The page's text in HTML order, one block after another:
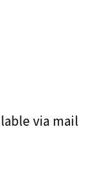
via mail